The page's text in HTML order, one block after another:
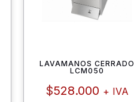
LAVAMANOS CERRADO
LCM050
$528.000 + IVA